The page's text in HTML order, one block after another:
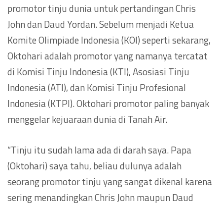
promotor tinju dunia untuk pertandingan Chris
John dan Daud Yordan. Sebelum menjadi Ketua
Komite Olimpiade Indonesia (KOI) seperti sekarang,
Oktohari adalah promotor yang namanya tercatat
di Komisi Tinju Indonesia (KTI), Asosiasi Tinju
Indonesia (ATI), dan Komisi Tinju Profesional
Indonesia (KTPI). Oktohari promotor paling banyak
menggelar kejuaraan dunia di Tanah Air.
“Tinju itu sudah lama ada di darah saya. Papa
(Oktohari) saya tahu, beliau dulunya adalah
seorang promotor tinju yang sangat dikenal karena
sering menandingkan Chris John maupun Daud